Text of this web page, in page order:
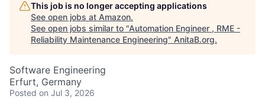
This job is no longer accepting applications
See open jobs at Amazon.
See open jobs similar to "Automation Engineer , RME -
Reliability Maintenance Engineering" AnitaB.org.
Software Engineering
Erfurt, Germany
Posted on Jul 3, 2026